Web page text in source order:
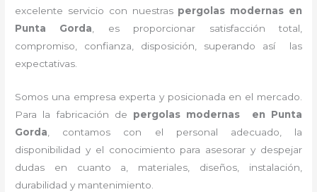
excelente servicio con nuestras pergolas modernas en
Punta Gorda, es proporcionar satisfacción total,
compromiso, confianza, disposición, superando así las
expectativas.
Somos una empresa experta y posicionada en el mercado.
Para la fabricación de pergolas modernas en Punta
Gorda, contamos con el personal adecuado, la
disponibilidad y el conocimiento para asesorar y despejar
dudas en cuanto a, materiales, diseños, instalación,
durabilidad y mantenimiento.